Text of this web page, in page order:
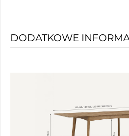
DODATKOWE